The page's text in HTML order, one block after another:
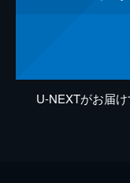
U-NEXTがお届